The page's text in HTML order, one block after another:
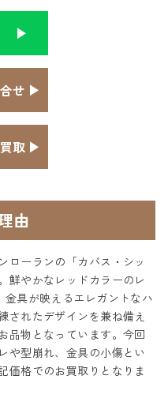
せ
取
由
ローランの「カバス・シッ
鮮やかなレッドカラーのレ
具が映えるエレガントなハ
されたデザインを兼ね備え
品物となっています。今回
や型崩れ、金具の小傷とい
価格でのお買取りとなりま